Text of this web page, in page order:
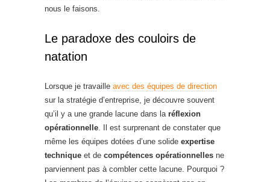
nous le faisons.
Le paradoxe des couloirs de
natation
Lorsque je travaille avec des équipes de direction
sur la stratégie d’entreprise, je découvre souvent
qu’il y a une grande lacune dans la réflexion
opérationnelle. Il est surprenant de constater que
même les équipes dotées d’une solide expertise
technique et de compétences opérationnelles ne
parviennent pas à combler cette lacune. Pourquoi ?